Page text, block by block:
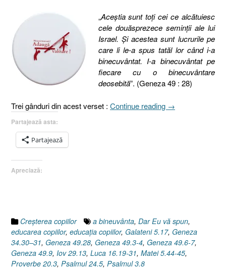
„Aceştia sunt toţi cei ce alcătuiesc
cele douăsprezece seminţii ale lui
Israel. Şi acestea sunt lucrurile pe
care li le-a spus tatăl lor când i-a
binecuvântat. I-a binecuvântat pe
fiecare cu o binecuvântare
deosebită”. (Geneza 49 : 28)
Trei gânduri din acest verset : Continue reading „Educarea
→
Partajează asta:
Partajează
Apreciază:
Creşterea copiilor a bineuvânta, Dar Eu vă spun,
educarea copiilor, educaţia copiilor, Galateni 5.17, Geneza
34.30–31, Geneza 49.28, Geneza 49.3-4, Geneza 49.6-7,
Geneza 49.9, Iov 29.13, Luca 16.19-31, Matei 5.44-45,
Proverbe 20.3, Psalmul 24.5, Psalmul 3.8